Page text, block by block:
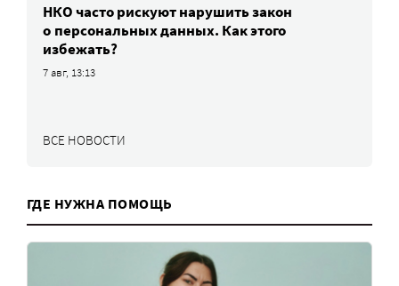
НКО часто рискуют нарушить закон
о персональных данных. Как этого
избежать?
7 авг, 13:13
ВСЕ НОВОСТИ
ГДЕ НУЖНА ПОМОЩЬ